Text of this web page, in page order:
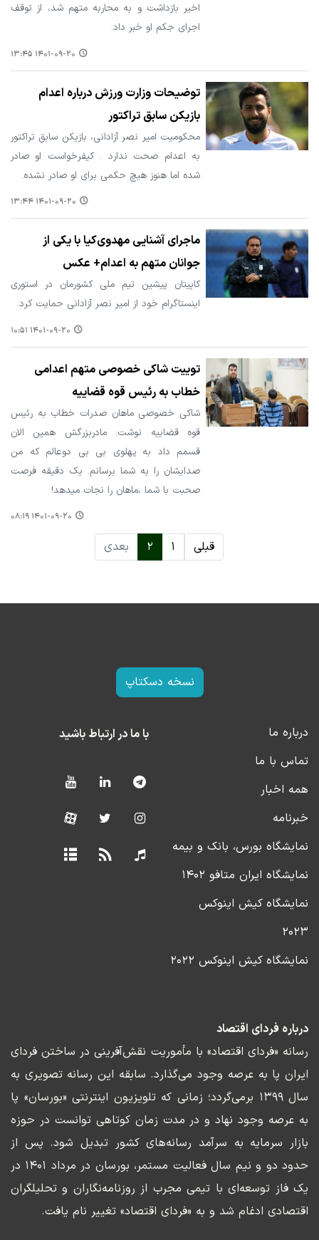
اخیر بازداشت و به محاربه متهم شد، از توقف
اجرای جکم او خبر داد.
۱۴۰۱-۰۹-۲۰ ۱۳:۴۵
توضیحات وزارت ورزش درباره اعدام
بازیکن سابق تراکتور
محکومیت امیر نصر آزادانی، بازیکن سابق تراکتور
به اعدام صحت ندارد . کیفرخواست او صادر
شده اما هنوز هیچ حکمی برای او صادر نشده.
۱۴۰۱-۰۹-۲۰ ۱۳:۴۴
ماجرای آشنایی مهدوی‌کیا با یکی از
جوانان متهم به اعدام+ عکس
کاپیتان پیشین تیم ملی کشورمان در استوری
اینستاگرام خود از امیر نصر آزادانی حمایت کرد.
۱۴۰۱-۰۹-۲۰ ۱۰:۵۱
توییت شاکی خصوصی متهم اعدامی
خطاب به رئیس قوه قضاییه
شاکی خصوصی ماهان صدرات خطاب به رئیس
قوه قضاییه نوشت: مادربزرگش همین الان
قسمم داد به پهلوی بی بی دوعالم که من
صدایشان را به شما برسانم. یک دقیقه فرصت
صحبت با شما ،ماهان را نجات میدهد!
۱۴۰۱-۰۹-۲۰ ۰۸:۱۹
قبلی ۱ ۲ بعدی
نسخه دسکتاپ
درباره ما
تماس با ما
همه اخبار
خبرنامه
نمایشگاه بورس، بانک و بیمه
نمایشگاه ایران متافو ۱۴۰۲
نمایشگاه کیش اینوکس
۲۰۲۳
نمایشگاه کیش اینوکس ۲۰۲۲
با ما در ارتباط باشید
درباره فردای اقتصاد
رسانه «فردای اقتصاد» با مأموریت نقش‌آفرینی در ساختن فردای
ایران پا به عرصه وجود می‌گذارد. سابقه این رسانه تصویری به
سال ۱۳۹۹ برمی‌گردد؛ زمانی که تلویزیون اینترنتی «بورسان» پا
به عرصه وجود نهاد و در مدت زمان کوتاهی توانست در حوزه
بازار سرمایه به سرآمد رسانه‌های کشور تبدیل شود. پس از
حدود دو و نیم سال فعالیت مستمر، بورسان در مرداد ۱۴۰۱ در
یک فاز توسعه‌ای با تیمی مجرب از روزنامه‌نگاران و تحلیلگران
اقتصادی ادغام شد و به «فردای اقتصاد» تغییر نام یافت.